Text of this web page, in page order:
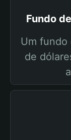
Fundo
Um
de